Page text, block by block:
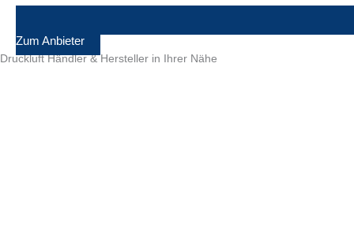
Zum Anbieter
Druckluft Händler & Hersteller in Ihrer Nähe